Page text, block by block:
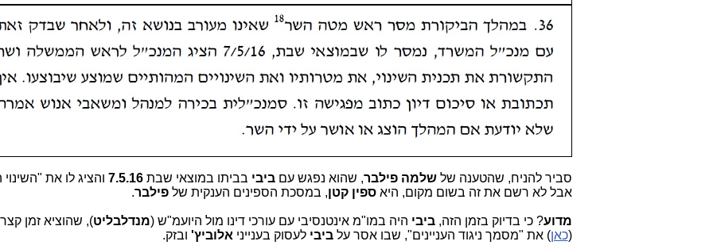
סביר להניח, שהטענה שלשלמה פילבר, שהוא נפגש עםביבי בביתו במוצאי שבת7.5.16 והציג לו את "השינוי
אבל לא רשם את זה בשום מקום, היאספין קטן, במסכת הספינים הענקית שלפילבר.
מדוע? כי בדיוק בזמן הזה,ביבי היה במו"מ אינטנסיבי עם עורכי דינו מול היועמ"ש (מנדלבליט), שהוציא זמן
(כאן) את "מסמך ניגוד העניינים", שבו אסר עלביבילעסוק בענייני אלוביץ' ובזק.